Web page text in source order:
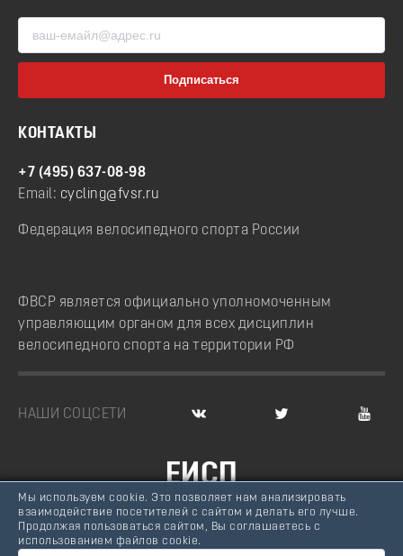
КОНТАКТЫ
+7 (495) 637-08-98
Email: cycling@fvsr.ru
Федерация велосипедного спорта России
ФВСР является официально уполномоченным
управляющим органом для всех дисциплин
велосипедного спорта на территории РФ
НАШИ СОЦСЕТИ
ЕИСП
ВЕЛОСПОРТ РОССИИ
© Федерация велосипедного спорта России, 2007 -
Мы используем cookie. Это позволяет нам анализировать
взаимодействие посетителей с сайтом и делать его лучше.
Продолжая пользоваться сайтом, Вы соглашаетесь с
использованием файлов cookie.